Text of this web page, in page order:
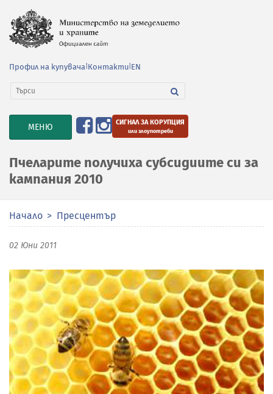
Профил на купувача Контакти EN
TOGGLE
NAVIGATION
МЕНЮ СИГНАЛ ЗА КОРУПЦИЯ
или злоупотреби
Пчеларите получиха субсидиите си за
кампания 2010
Начало Пресцентър
02 Юни 2011